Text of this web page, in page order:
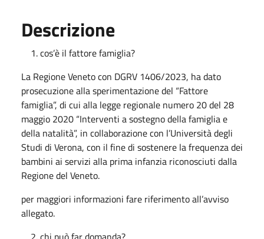
Descrizione
cos’è il fattore famiglia?
La Regione Veneto con DGRV 1406/2023, ha dato
prosecuzione alla sperimentazione del “Fattore
famiglia”, di cui alla legge regionale numero 20 del 28
maggio 2020 “Interventi a sostegno della famiglia e
della natalità”, in collaborazione con l’Università degli
Studi di Verona, con il fine di sostenere la frequenza dei
bambini ai servizi alla prima infanzia riconosciuti dalla
Regione del Veneto.
per maggiori informazioni fare riferimento all’avviso
allegato.